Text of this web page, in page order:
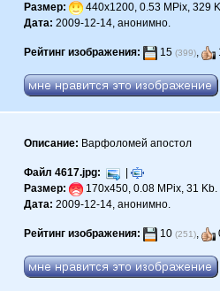
Размер:
440x1200, 0.53 MPix, 329
Дата: 2009-12-14, анонимно.
Рейтинг изображения: 15(399),
Описание: Варфоломей апостол
Файл 4617.jpg:
|
Размер:
170x450, 0.08 MPix, 31 Kb.
Дата: 2009-12-14, анонимно.
Рейтинг изображения: 10(251),